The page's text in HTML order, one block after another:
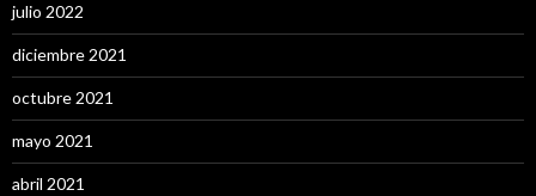
julio 2022
diciembre 2021
octubre 2021
mayo 2021
abril 2021